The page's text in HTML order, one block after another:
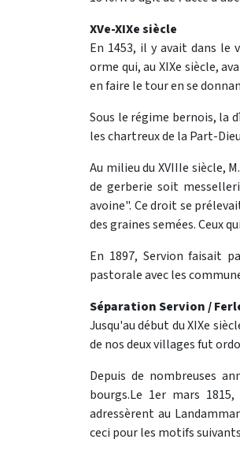
XVe-XIXe siècle
En 1453, il y avait dans le
orme qui, au XIXe siècle,
en faire le tour en se
Sous le régime bernois, la
les chartreux de la Part-
Au milieu du XVIIIe siècle,
de gerberie soit
avoine". Ce droit se
des graines semées. Ceux
En 1897, Servion faisait
pastorale avec les
Séparation Servion /
Jusqu'au début du XIXe
de nos deux villages fut
Depuis de nombreuses
bourgs.Le 1er mars
adressèrent au
ceci pour les motifs